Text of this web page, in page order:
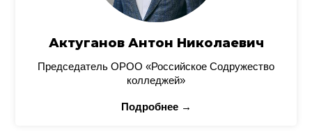
Актуганов Антон Николаевич
Председатель ОРОО «Российское Содружество
колледжей»
Подробнее →